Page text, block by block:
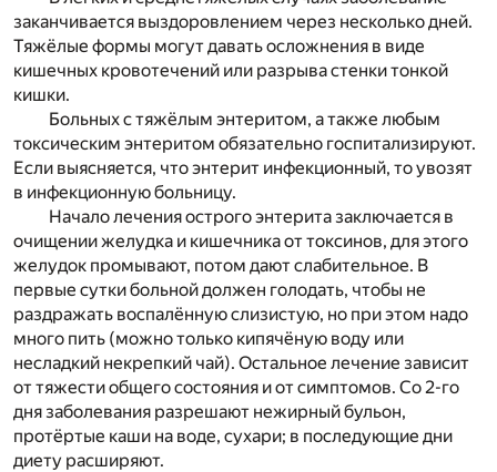
заканчивается выздоровлением через несколько дней.
Тяжёлые формы могут давать осложнения в виде
кишечных кровотечений или разрыва стенки тонкой
кишки.
Больных с тяжёлым энтеритом, а также любым
токсическим энтеритом обязательно госпитализируют.
Если выясняется, что энтерит инфекционный, то увозят
в инфекционную больницу.
Начало лечения острого энтерита заключается в
очищении желудка и кишечника от токсинов, для этого
желудок промывают, потом дают слабительное. В
первые сутки больной должен голодать, чтобы не
раздражать воспалённую слизистую, но при этом надо
много пить (можно только кипячёную воду или
несладкий некрепкий чай). Остальное лечение зависит
от тяжести общего состояния и от симптомов. Со 2-го
дня заболевания разрешают нежирный бульон,
протёртые каши на воде, сухари; в последующие дни
диету расширяют.